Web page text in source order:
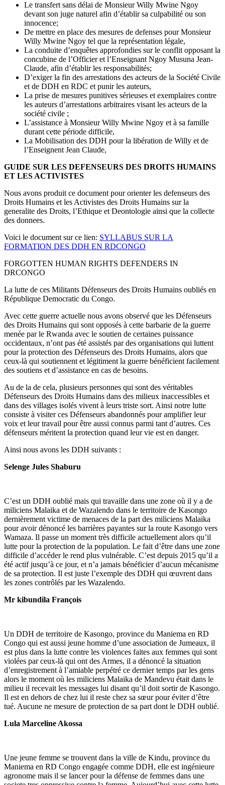
Le transfert sans délai de Monsieur Willy Mwine Ngoy
devant son juge naturel afin d’établir sa culpabilité ou son
innocence;
De mettre en place des mesures de defenses pour Monsieur
Willy Mwine Ngoy tel que la représentation légale,
La conduite d’enquêtes approfondies sur le conflit opposant la
concubine de l’Officier et l’Enseignant Ngoy Musuna Jean-
Claude, afin d’établir les responsabilités;
D’exiger la fin des arrestations des acteurs de la Société Civile
et de DDH en RDC et punir les auteurs,
La prise de mesures punitives sérieuses et exemplaires contre
les auteurs d’arrestations arbitraires visant les acteurs de la
société civile ;
L’assistance à Monsieur Willy Mwine Ngoy et à sa famille
durant cette période difficile,
La Mobilisation des DDH pour la libération de Willy et de
l’Enseignent Jean Claude,
GUIDE SUR LES DEFENSEURS DES DROITS HUMAINS
ET LES ACTIVISTES
Nous avons produit ce document pour orienter les defenseurs des
Droits Humains et les Activistes des Droits Humains sur la
generalite des Droits, l’Ethique et Deontologie ainsi que la collecte
des donnees.
Voici le document sur ce lien: SYLLABUS SUR LA
FORMATION DES DDH EN RDCONGO
FORGOTTEN HUMAN RIGHTS DEFENDERS IN
DRCONGO
La lutte de ces Militants Défenseurs des Droits Humains oubliés en
République Democratic du Congo.
Avec cette guerre actuelle nous avons observé que les Défenseurs
des Droits Humains qui sont opposés à cette barbarie de la guerre
menée par le Rwanda avec le soutien de certaines puissance
occidentaux, n’ont pas été assistés par des organisations qui luttent
pour la protection des Défenseurs des Droits Humains, alors que
ceux-là qui soutiennent et légitiment la guerre bénéficient facilement
des soutiens et d’assistance en cas de besoins.
Au de la de cela, plusieurs personnes qui sont des véritables
Défenseurs des Droits Humains dans des milieux inaccessibles et
dans des villages isolés vivent à leurs triste sort. Ainsi notre lutte
consiste à visiter ces Défenseurs abandonnés pour amplifier leur
voix et leur travail pour être aussi connus parmi tant d’autres. Ces
défenseurs méritent la protection quand leur vie est en danger.
Ainsi nous avons les DDH suivants :
Selenge Jules Shaburu
C’est un DDH oublié mais qui travaille dans une zone où il y a de
miliciens Malaika et de Wazalendo dans le territoire de Kasongo
dernièrement victime de menaces de la part des miliciens Malaika
pour avoir dénoncé les barrières payantes sur la route Kasongo vers
Wamaza. Il passe un moment très difficile actuellement alors qu’il
lutte pour la protection de la population. Le fait d’être dans une zone
difficile d’accéder le rend plus vulnérable. C’est depuis 2015 qu’il a
été actif jusqu’à ce jour, et n’a jamais bénéficier d’aucun mécanisme
de sa protection. Il est juste l’exemple des DDH qui œuvrent dans
les zones contrôlés par les Wazalendo.
Mr kibundila François
Un DDH de territoire de Kasongo, province du Maniema en RD
Congo qui est aussi jeune homme d’une association de Jumeaux, il
est plus dans la lutte contre les violences faites aux femmes qui sont
violées par ceux-là qui ont des Armes, il a dénoncé la situation
d’enregistrement à l’amiable perpétré ce dernier temps par les gens
alors le moment où les miliciens Malaika de Mandevu était dans le
milieu il recevait les messages lui disant qu’il doit sortir de Kasongo.
Il est en dehors de chez lui il reste chez sa sœur pour éviter d’être
tué. Aucune ne mesure de protection de sa part dont le DDH oublié.
Lula Marceline Akossa
Une jeune femme se trouvent dans la ville de Kindu, province du
Maniema en RD Congo engagée comme DDH, elle est ingénieure
agronome mais il se lancer pour la défense de femmes dans une